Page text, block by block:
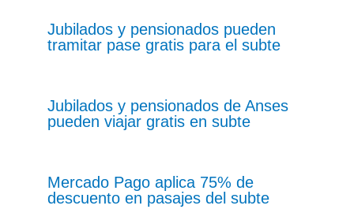
Jubilados y pensionados pueden
tramitar pase gratis para el subte
Jubilados y pensionados de Anses
pueden viajar gratis en subte
Mercado Pago aplica 75% de
descuento en pasajes del subte